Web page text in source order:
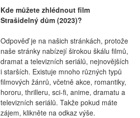
Kde můžete zhlédnout film
Strašidelný dům (2023)?
Odpověď je na našich stránkách, protože
naše stránky nabízejí širokou škálu filmů,
dramat a televizních seriálů, nejnovějších
i starších. Existuje mnoho různých typů
filmových žánrů, včetně akce, romantiky,
hororu, thrilleru, sci-fi, anime, dramatu a
televizních seriálů. Takže pokud máte
zájem, klikněte na odkaz výše.